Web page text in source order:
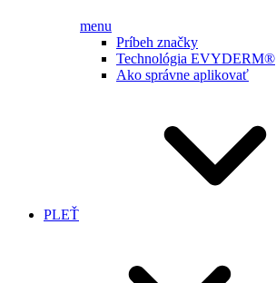
menu
Príbeh značky
Technológia EVYDERM®
Ako správne aplikovať
PLEŤ